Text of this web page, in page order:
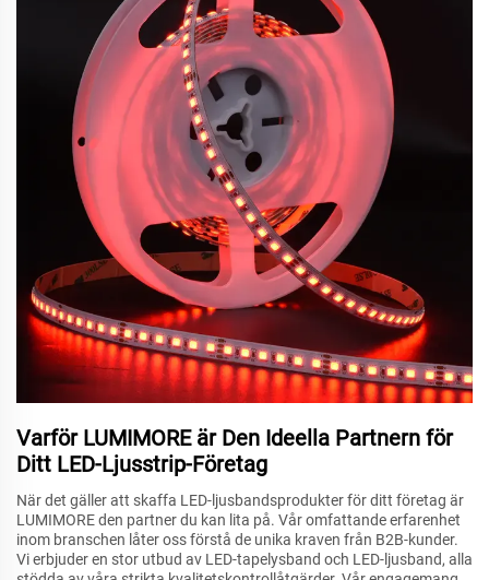
Varför LUMIMORE är Den Ideella Partnern för
Ditt LED-Ljusstrip-Företag
När det gäller att skaffa LED-ljusbandsprodukter för ditt företag är
LUMIMORE den partner du kan lita på. Vår omfattande erfarenhet
inom branschen låter oss förstå de unika kraven från B2B-kunder.
Vi erbjuder en stor utbud av LED-tapelysband och LED-ljusband, alla